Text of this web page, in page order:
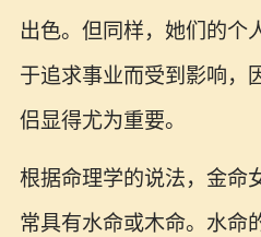
出色。但同样，她们的个
于追求事业而受到影响，
侣显得尤为重要。
根据命理学的说法，金命
常具有水命或木命。水命